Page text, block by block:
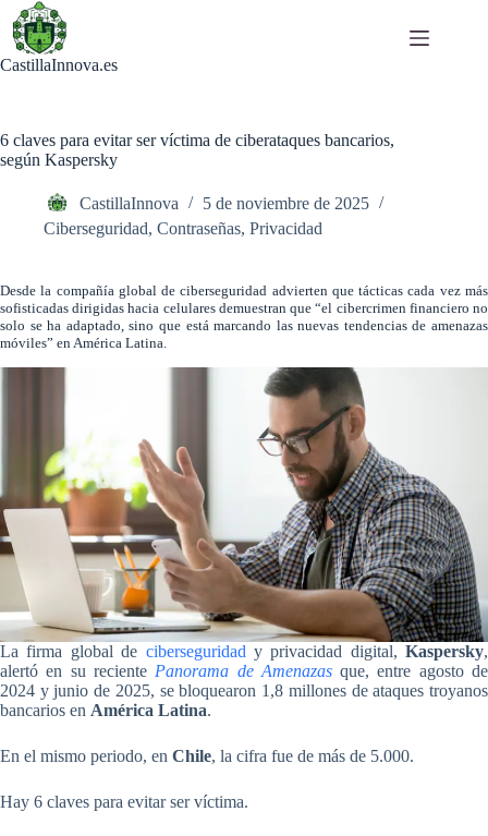
Saltar
contenido
CastillaInnova.es
6 claves para evitar ser víctima de ciberataques bancarios,
según Kaspersky
CastillaInnova
5 de noviembre de 2025
Ciberseguridad, Contraseñas, Privacidad
Desde la compañía global de ciberseguridad advierten que tácticas cada vez más
sofisticadas dirigidas hacia celulares demuestran que “el cibercrimen financiero no
solo se ha adaptado, sino que está marcando las nuevas tendencias de amenazas
móviles” en América Latina.
La firma global de ciberseguridad y privacidad digital, Kaspersky,
alertó en su reciente Panorama de Amenazasque, entre agosto de
2024 y junio de 2025, se bloquearon 1,8 millones de ataques troyanos
bancarios en América Latina.
En el mismo periodo, en Chile, la cifra fue de más de 5.000.
Hay 6 claves para evitar ser víctima.